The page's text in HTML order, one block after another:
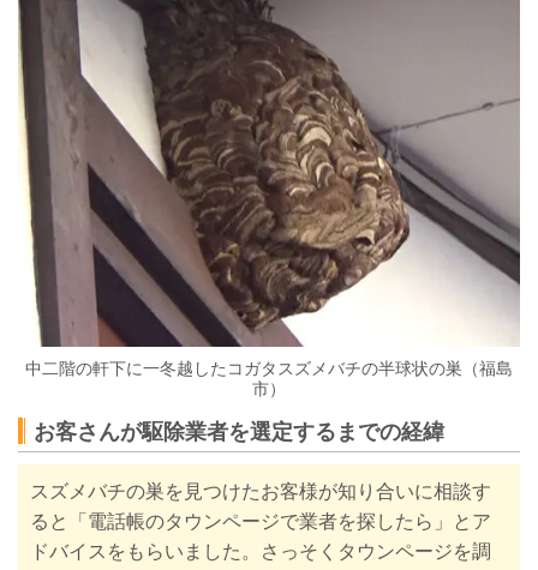
中二階の軒下に一冬越したコガタスズメバチの半球状の巣（福島
市）
お客さんが駆除業者を選定するまでの経緯
スズメバチの巣を見つけたお客様が知り合いに相談す
ると「電話帳のタウンページで業者を探したら」とア
ドバイスをもらいました。さっそくタウンページを調